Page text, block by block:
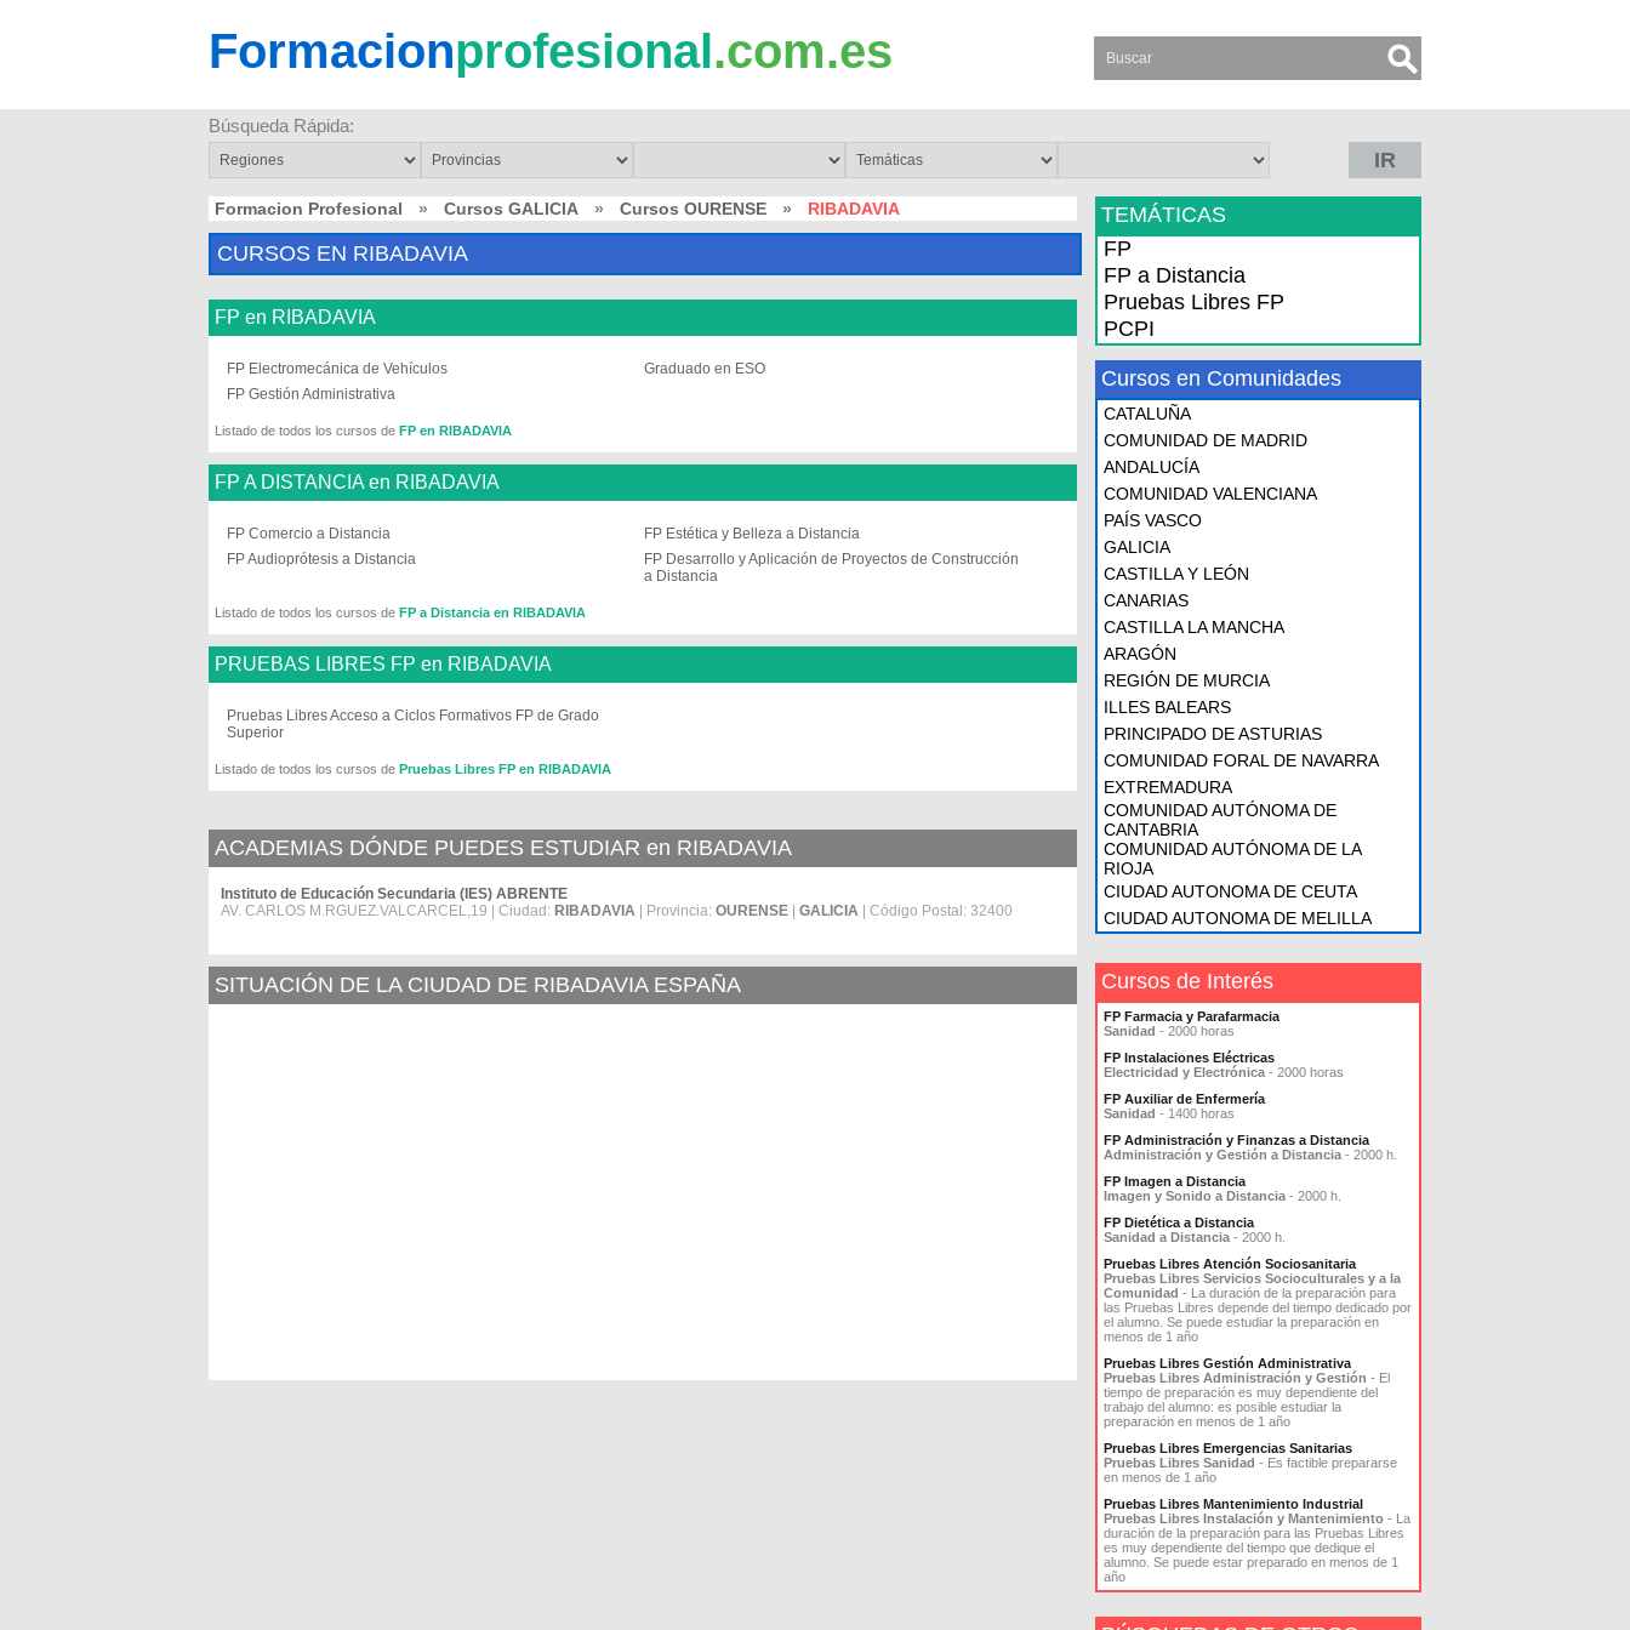
Formacionprofesional.com.es
Búsqueda Rápida:
IR
Formacion Profesional » Cursos GALICIA » Cursos OURENSE » RIBADAVIA
CURSOS EN RIBADAVIA
FP en RIBADAVIA
FP Electromecánica de Vehículos
Graduado en ESO
FP Gestión Administrativa
Listado de todos los cursos de FP en RIBADAVIA
FP A DISTANCIA en RIBADAVIA
FP Comercio a Distancia
FP Estética y Belleza a Distancia
FP Audioprótesis a Distancia
FP Desarrollo y Aplicación de Proyectos de Construcción
a Distancia
Listado de todos los cursos de FP a Distancia en RIBADAVIA
PRUEBAS LIBRES FP en RIBADAVIA
Pruebas Libres Acceso a Ciclos Formativos FP de Grado
Superior
Listado de todos los cursos de Pruebas Libres FP en RIBADAVIA
ACADEMIAS DÓNDE PUEDES ESTUDIAR en RIBADAVIA
Instituto de Educación Secundaria (IES) ABRENTE
AV. CARLOS M.RGUEZ.VALCARCEL,19 | Ciudad: RIBADAVIA | Provincia: OURENSE GALICIA | Código Postal: 32400
SITUACIÓN DE LA CIUDAD DE RIBADAVIA ESPAÑA
TEMÁTICAS
FP
FP a Distancia
Pruebas Libres FP
PCPI
Cursos en Comunidades
CATALUÑA
COMUNIDAD DE MADRID
ANDALUCÍA
COMUNIDAD VALENCIANA
PAÍS VASCO
GALICIA
CASTILLA Y LEÓN
CANARIAS
CASTILLA LA MANCHA
ARAGÓN
REGIÓN DE MURCIA
ILLES BALEARS
PRINCIPADO DE ASTURIAS
COMUNIDAD FORAL DE NAVARRA
EXTREMADURA
COMUNIDAD AUTÓNOMA DE
CANTABRIA
COMUNIDAD AUTÓNOMA DE LA
RIOJA
CIUDAD AUTONOMA DE CEUTA
CIUDAD AUTONOMA DE MELILLA
Cursos de Interés
FP Farmacia y Parafarmacia
Sanidad - 2000 horas
FP Instalaciones Eléctricas
Electricidad y Electrónica - 2000 horas
FP Auxiliar de Enfermería
Sanidad - 1400 horas
FP Administración y Finanzas a Distancia
Administración y Gestión a Distancia - 2000 h.
FP Imagen a Distancia
Imagen y Sonido a Distancia - 2000 h.
FP Dietética a Distancia
Sanidad a Distancia - 2000 h.
Pruebas Libres Atención Sociosanitaria
Pruebas Libres Servicios Socioculturales y a la
Comunidad - La duración de la preparación para
las Pruebas Libres depende del tiempo dedicado por
el alumno. Se puede estudiar la preparación en
menos de 1 año
Pruebas Libres Gestión Administrativa
Pruebas Libres Administración y Gestión - El
tiempo de preparación es muy dependiente del
trabajo del alumno: es posible estudiar la
preparación en menos de 1 año
Pruebas Libres Emergencias Sanitarias
Pruebas Libres Sanidad - Es factible prepararse
en menos de 1 año
Pruebas Libres Mantenimiento Industrial
Pruebas Libres Instalación y Mantenimiento - La
duración de la preparación para las Pruebas Libres
es muy dependiente del tiempo que dedique el
alumno. Se puede estar preparado en menos de 1
año